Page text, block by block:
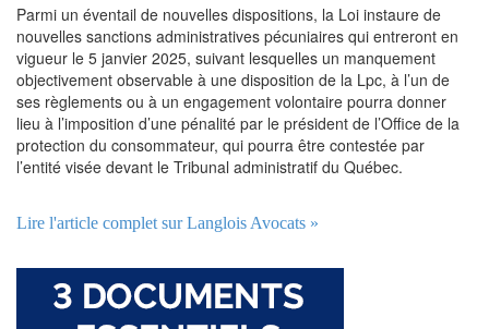
Parmi un éventail de nouvelles dispositions, la Loi instaure de
nouvelles sanctions administratives pécuniaires qui entreront en
vigueur le 5 janvier 2025, suivant lesquelles un manquement
objectivement observable à une disposition de la Lpc, à l’un de
ses règlements ou à un engagement volontaire pourra donner
lieu à l’imposition d’une pénalité par le président de l’Office de la
protection du consommateur, qui pourra être contestée par
l’entité visée devant le Tribunal administratif du Québec.
Lire l'article complet sur Langlois Avocats »